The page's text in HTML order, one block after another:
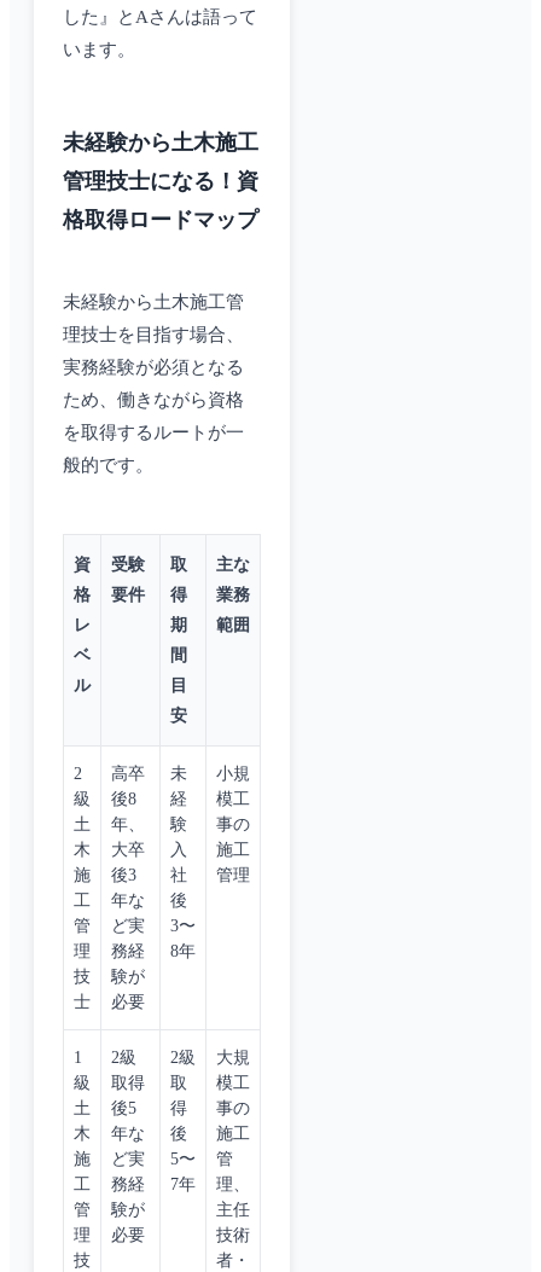
した』とAさんは語って
います。
未経験から土木施工
管理技士になる！資
格取得ロードマップ
未経験から土木施工管
理技士を目指す場合、
実務経験が必須となる
ため、働きながら資格
を取得するルートが一
般的です。
資
格
レ
ベ
ル
受験
要件
取
得
期
間
目
安
主な
業務
範囲
2
級
土
木
施
工
管
理
技
士
高卒
後8
年、
大卒
後3
年な
ど実
務経
験が
必要
未
経
験
入
社
後
3〜
8年
小規
模工
事の
施工
管理
1
級
土
木
施
工
管
理
技
2級
取得
後5
年な
ど実
務経
験が
必要
2級
取
得
後
5〜
7年
大規
模工
事の
施工
管
理、
主任
技術
者・